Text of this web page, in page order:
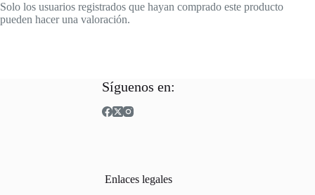
Solo los usuarios registrados que hayan comprado este producto
pueden hacer una valoración.
Síguenos en:
Enlaces legales